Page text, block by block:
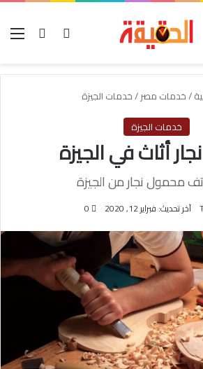
بحث عنتسجيل
/خدمات مصر/خدمات الجيزة
خدمات الجيزة
أثاث في الجيزة
محمول نجار من الجيزة
آخر تحديث: فبراير 12, 2020 0